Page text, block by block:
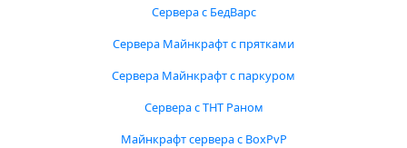
Сервера с БедВарс
Сервера Майнкрафт с прятками
Сервера Майнкрафт с паркуром
Сервера с ТНТ Раном
Майнкрафт сервера с BoxPvP